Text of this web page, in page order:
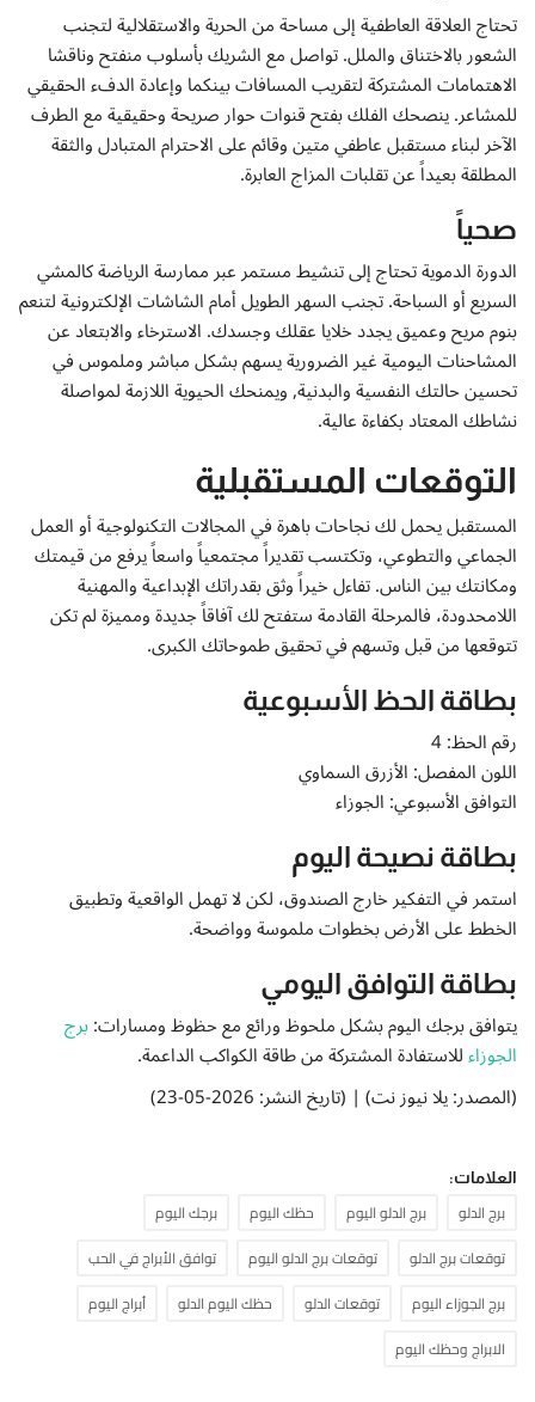
تحتاج العلاقة العاطفية إلى مساحة من الحرية والاستقلالية لتجنب
الشعور بالاختناق والملل. تواصل مع الشريك بأسلوب منفتح وناقشا
الاهتمامات المشتركة لتقريب المسافات بينكما وإعادة الدفء الحقيقي
للمشاعر. ينصحك الفلك بفتح قنوات حوار صريحة وحقيقية مع الطرف
الآخر لبناء مستقبل عاطفي متين وقائم على الاحترام المتبادل والثقة
المطلقة بعيداً عن تقلبات المزاج العابرة.
صحياً
الدورة الدموية تحتاج إلى تنشيط مستمر عبر ممارسة الرياضة كالمشي
السريع أو السباحة. تجنب السهر الطويل أمام الشاشات الإلكترونية لتنعم
بنوم مريح وعميق يجدد خلايا عقلك وجسدك. الاسترخاء والابتعاد عن
المشاحنات اليومية غير الضرورية يسهم بشكل مباشر وملموس في
تحسين حالتك النفسية والبدنية, ويمنحك الحيوية اللازمة لمواصلة
نشاطك المعتاد بكفاءة عالية.
التوقعات المستقبلية
المستقبل يحمل لك نجاحات باهرة في المجالات التكنولوجية أو العمل
الجماعي والتطوعي، وتكتسب تقديراً مجتمعياً واسعاً يرفع من قيمتك
ومكانتك بين الناس. تفاءل خيراً وثق بقدراتك الإبداعية والمهنية
اللامحدودة، فالمرحلة القادمة ستفتح لك آفاقاً جديدة ومميزة لم تكن
تتوقعها من قبل وتسهم في تحقيق طموحاتك الكبرى.
بطاقة الحظ الأسبوعية
رقم الحظ: 4
اللون المفصل: الأزرق السماوي
التوافق الأسبوعي: الجوزاء
بطاقة نصيحة اليوم
استمر في التفكير خارج الصندوق، لكن لا تهمل الواقعية وتطبيق
الخطط على الأرض بخطوات ملموسة وواضحة.
بطاقة التوافق اليومي
يتوافق برجك اليوم بشكل ملحوظ ورائع مع حظوظ ومسارات:برج
الجوزاءللاستفادة المشتركة من طاقة الكواكب الداعمة.
(المصدر: يلا نيوز نت) | (تاريخ النشر: 2026-05-23)
العلامات:
برج الدلو برج الدلو اليوم حظك اليوم
برجك اليوم
توقعات برج الدلو
توقعات برج الدلو اليوم
توافق الأبراج في الحب
برج الجوزاء اليوم
توقعات الدلو حظك اليوم الدلو
أبراج اليوم
الابراج وحظك اليوم